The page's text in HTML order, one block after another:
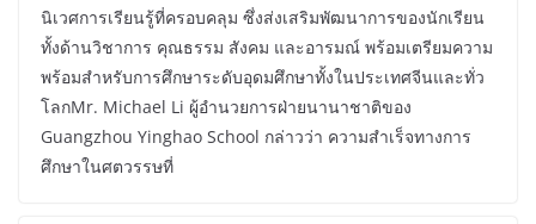
นิเวศการเรียนรู้ที่ครอบคลุม ซึ่งส่งเสริมพัฒนาการของนักเรียน
ทั้งด้านวิชาการ คุณธรรม สังคม และอารมณ์ พร้อมเตรียมความ
พร้อมสำหรับการศึกษาระดับอุดมศึกษาทั้งในประเทศจีนและทั่ว
โลกMr. Michael Li ผู้อำนวยการฝ่ายนานาชาติของ
Guangzhou Yinghao School กล่าวว่า ความสำเร็จทางการ
ศึกษาในศตวรรษที่